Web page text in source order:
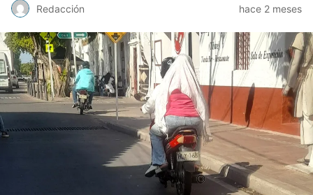
Redacción hace 2 meses